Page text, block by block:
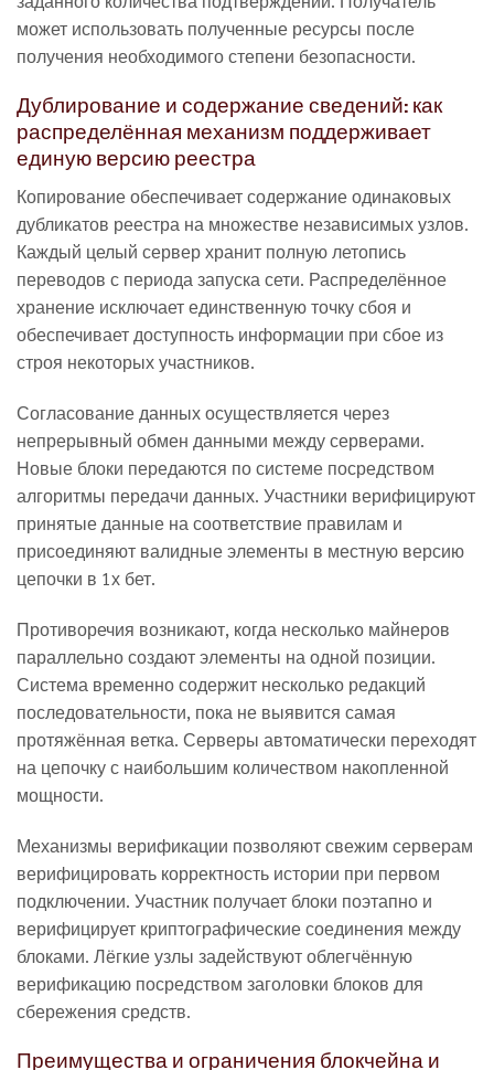
может использовать полученные ресурсы после
получения необходимого степени безопасности.
Дублирование и содержание сведений: как
распределённая механизм поддерживает
единую версию реестра
Копирование обеспечивает содержание одинаковых
дубликатов реестра на множестве независимых узлов.
Каждый целый сервер хранит полную летопись
переводов с периода запуска сети. Распределённое
хранение исключает единственную точку сбоя и
обеспечивает доступность информации при сбое из
строя некоторых участников.
Согласование данных осуществляется через
непрерывный обмен данными между серверами.
Новые блоки передаются по системе посредством
алгоритмы передачи данных. Участники верифицируют
принятые данные на соответствие правилам и
присоединяют валидные элементы в местную версию
цепочки в 1х бет.
Противоречия возникают, когда несколько майнеров
параллельно создают элементы на одной позиции.
Система временно содержит несколько редакций
последовательности, пока не выявится самая
протяжённая ветка. Серверы автоматически переходят
на цепочку с наибольшим количеством накопленной
мощности.
Механизмы верификации позволяют свежим серверам
верифицировать корректность истории при первом
подключении. Участник получает блоки поэтапно и
верифицирует криптографические соединения между
блоками. Лёгкие узлы задействуют облегчённую
верификацию посредством заголовки блоков для
сбережения средств.
Преимущества и ограничения блокчейна и